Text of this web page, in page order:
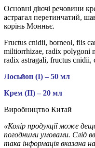
Основні діючі речовини
астрагал перетинчатий,
корінь Монньє.
Fructus cnidii, borneol, flis
miltiorrhizae, radix polygoni
radix astragali, fructus cnidii,
Лосьйон (І) – 50 мл
Крем (ІІ) – 20 мл
Виробництво Китай
«Колір продукції може
погодними умовами. Слід
така інформація вказана